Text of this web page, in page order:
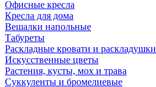
Офисные кресла
Кресла для дома
Вешалки напольные
Табуреты
Раскладные кровати и раскладушки
Искусственные цветы
Растения, кусты, мох и трава
Суккуленты и бромелиевые